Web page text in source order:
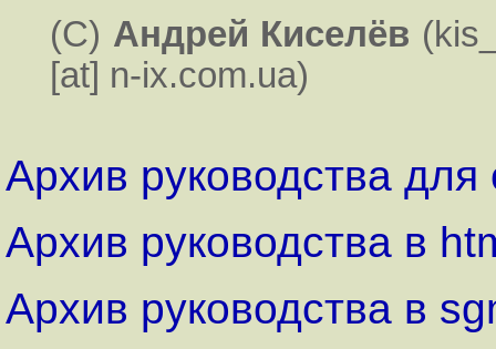
(C) Андрей Киселёв
[at] n-ix.com.ua)
Архив руководства
Архив руководства в
Архив руководства в